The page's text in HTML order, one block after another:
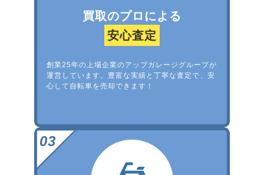
買取のプロによる
安心査定
創業25年の上場企業のアップガレージグループが
運営しています。豊富な実績と丁寧な査定で、安
心して自転車を売却できます！